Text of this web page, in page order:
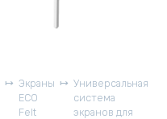
Экраны
ECO
Felt
Универсальная
система
экранов для